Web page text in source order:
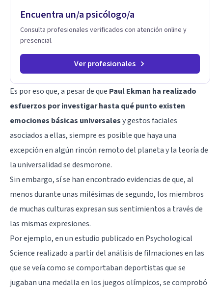
padres que buscan orientación y pautas claras para educar
primer paso hacia una convivencia familiar más armoniosa,
agenda tu sesión y empecemos a trabajar juntos.
Encuentra un/a psicólogo/a
Consulta profesionales verificados con atención online y
presencial.
Ver profesionales
Es por eso que, a pesar de que Paul Ekman ha realizado
esfuerzos por investigar hasta qué punto existen
emociones básicas universalesy gestos faciales
asociados a ellas, siempre es posible que haya una
excepción en algún rincón remoto del planeta y la teoría de
la universalidad se desmorone.
Sin embargo, sí se han encontrado evidencias de que, al
menos durante unas milésimas de segundo, los miembros
de muchas culturas expresan sus sentimientos a través de
las mismas expresiones.
Por ejemplo, en un estudio publicado en Psychological
Science realizado a partir del análisis de filmaciones en las
que se veía como se comportaban deportistas que se
jugaban una medalla en los juegos olímpicos, se comprobó